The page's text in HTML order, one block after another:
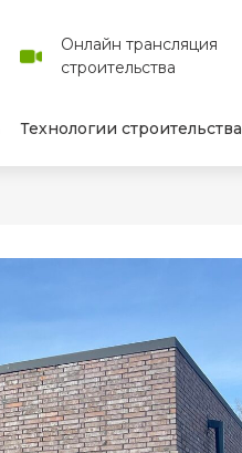
Технологии строительства
Онлайн трансляция
строительства